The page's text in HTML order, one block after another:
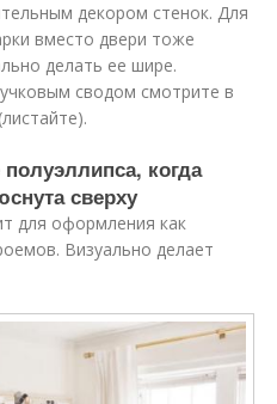
декором стенок. Для
вместо двери тоже
делать ее шире.
сводом смотрите в
когда
сверху
для оформления как
Визуально делает